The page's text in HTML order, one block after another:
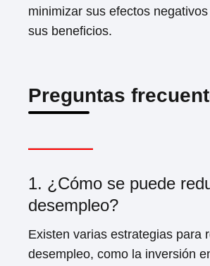
minimizar sus efectos
sus beneficios.
Preguntas
1. ¿Cómo se puede
desempleo?
Existen varias estrategias para
desempleo, como la inversión